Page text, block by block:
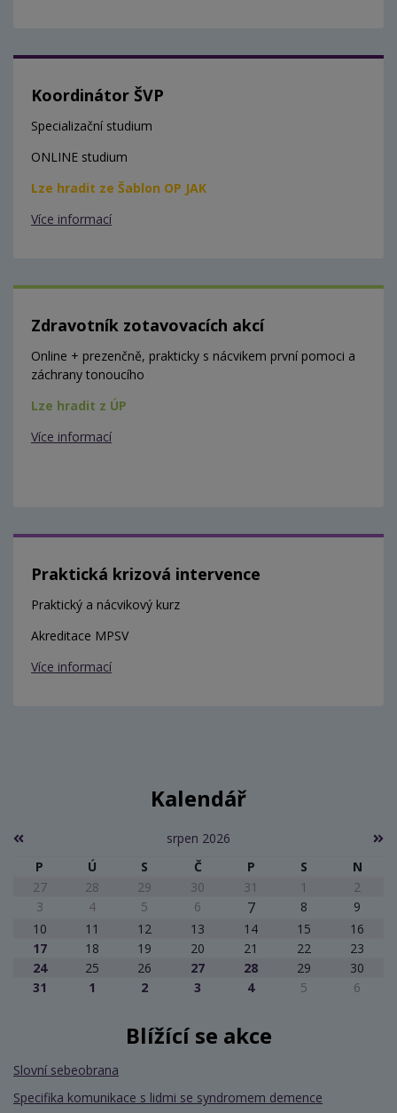
Koordinátor ŠVP
Specializační studium
ONLINE studium
Lze hradit ze Šablon OP JAK
Více informací
Zdravotník zotavovacích akcí
Online + prezenčně, prakticky s nácvikem první pomoci a
záchrany tonoucího
Lze hradit z ÚP
Více informací
Praktická krizová intervence
Praktický a nácvikový kurz
Akreditace MPSV
Více informací
Kalendář
srpen 2026
P
Ú S Č P S
N
27
28 29 30 31 1
2
3
4 5 6 7 8
9
10
11 12 13 14 15
16
17
18 19 20 21 22
23
24
25 26 27 28 29
30
31
1 2 3 4 5 6
Blížící se akce
Slovní sebeobrana
Specifika komunikace s lidmi se syndromem demence